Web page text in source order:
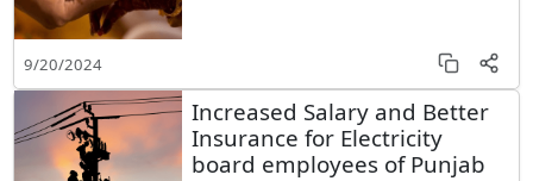
9/20/2024
Increased Salary and Better
Insurance for Electricity
board employees of Punjab